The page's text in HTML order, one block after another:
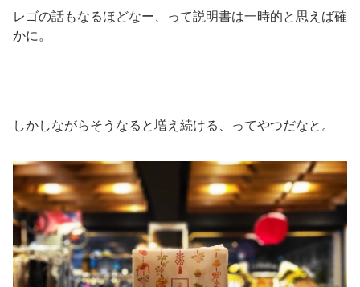
レゴの話もなるほどなー、って説明書は一時的と思えば確
かに。
しかしながらそうなると増え続ける、ってやつだなと。